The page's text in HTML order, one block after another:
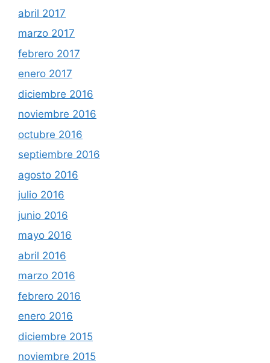
abril 2017
marzo 2017
febrero 2017
enero 2017
diciembre 2016
noviembre 2016
octubre 2016
septiembre 2016
agosto 2016
julio 2016
junio 2016
mayo 2016
abril 2016
marzo 2016
febrero 2016
enero 2016
diciembre 2015
noviembre 2015